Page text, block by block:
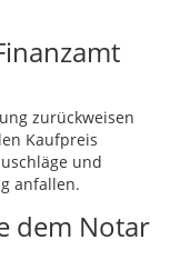
zurückweisen
Kaufpreis
und
anfallen.
dem Notar